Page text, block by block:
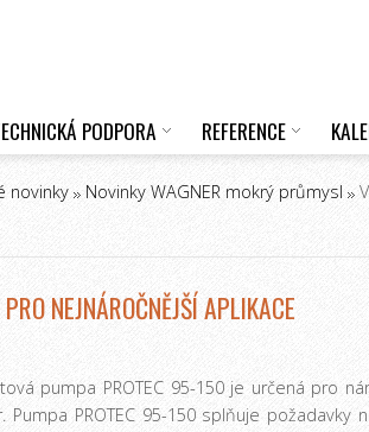
PODPORA REFERENCE
novinky Novinky WAGNER mokrý průmysl
NEJNÁROČNĚJŠÍ APLIKACE
pumpa PROTEC 95-150 je určená pro
PROTEC 95-150 splňuje